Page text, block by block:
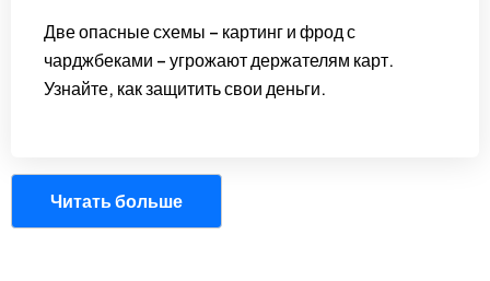
Две опасные схемы – картинг и фрод с
чарджбеками – угрожают держателям карт.
Узнайте, как защитить свои деньги.
Читать больше